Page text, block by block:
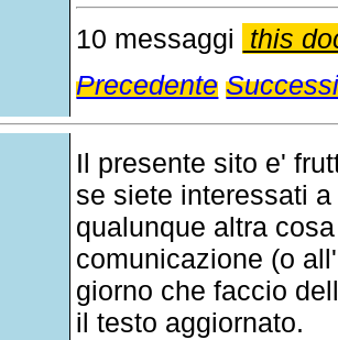
10 messaggi
this
Precedente
Il presente sito e'
se siete interessati
qualunque altra
comunicazione (o
giorno che faccio
il testo aggiornato.